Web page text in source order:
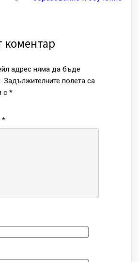
коментар
адрес няма да бъде
Задължителните полета са
с *
*